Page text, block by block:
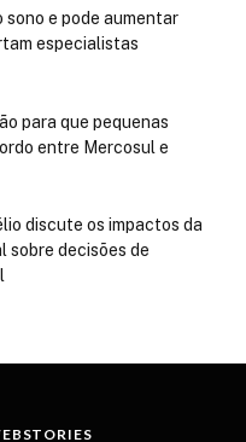
e pode aumentar
especialistas
para que pequenas
entre Mercosul e
discute os impactos da
sobre decisões de